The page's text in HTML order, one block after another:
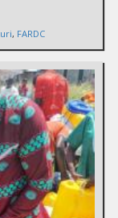
, FARDC